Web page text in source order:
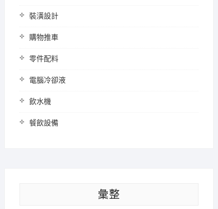
裝潢設計
購物推車
零件配料
電腦冷卻液
飲水機
餐飲設備
彙整